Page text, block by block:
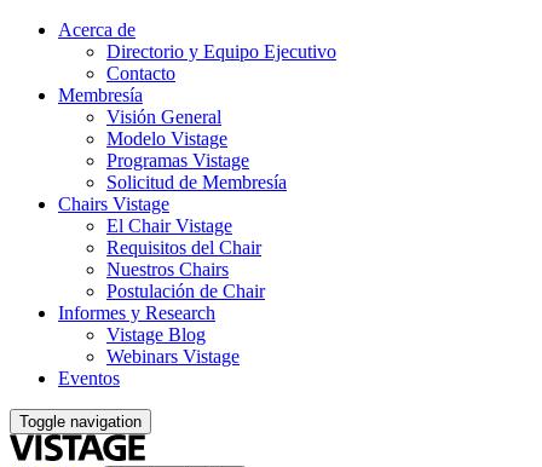
Acerca de
Directorio y Equipo Ejecutivo
Contacto
Membresía
Visión General
Modelo Vistage
Programas Vistage
Solicitud de Membresía
Chairs Vistage
El Chair Vistage
Requisitos del Chair
Nuestros Chairs
Postulación de Chair
Informes y Research
Vistage Blog
Webinars Vistage
Eventos
Toggle navigation